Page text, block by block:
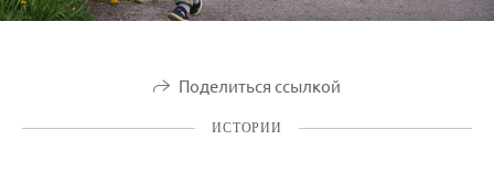
Поделиться ссылкой
ИСТОРИИ